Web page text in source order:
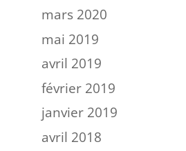
mars 2020
mai 2019
avril 2019
février 2019
janvier 2019
avril 2018